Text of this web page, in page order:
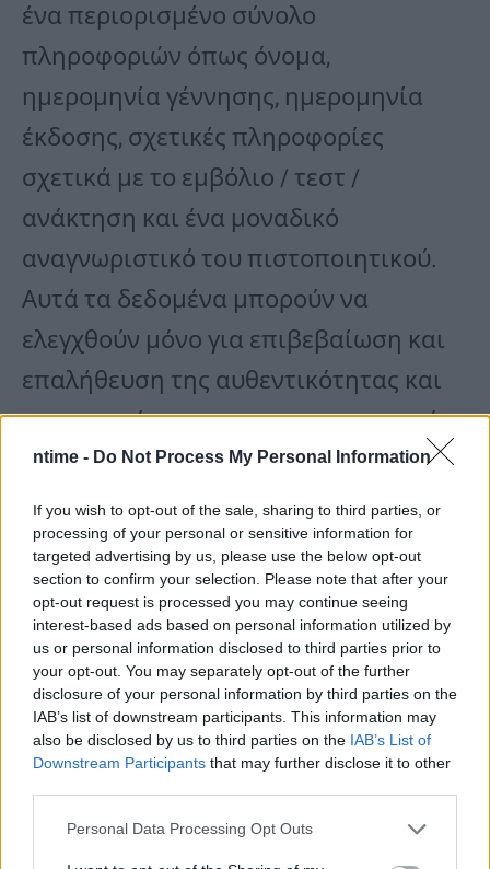
ntime - Do Not Process My Personal Information
If you wish to opt-out of the sale, sharing to third parties, or
processing of your personal or sensitive information for
targeted advertising by us, please use the below opt-out
section to confirm your selection. Please note that after your
opt-out request is processed you may continue seeing
interest-based ads based on personal information utilized by
us or personal information disclosed to third parties prior to
your opt-out. You may separately opt-out of the further
disclosure of your personal information by third parties on the
IAB’s list of downstream participants. This information may
also be disclosed by us to third parties on the IAB’s List of
Downstream Participants that may further disclose it to other
Personal Data Processing Opt Outs
ένα περιορισμένο σύνολο
πληροφοριών όπως όνομα,
ημερομηνία γέννησης, ημερομηνία
έκδοσης, σχετικές πληροφορίες
σχετικά με το εμβόλιο / τεστ /
ανάκτηση και ένα μοναδικό
αναγνωριστικό του πιστοποιητικού.
Αυτά τα δεδομένα μπορούν να
ελεγχθούν μόνο για επιβεβαίωση και
επαλήθευση της αυθεντικότητας και
της εγκυρότητας των πιστοποιητικών.
Το ψηφιακό πράσινο πιστοποιητικό θα
ισχύει σε όλα τα κράτη μέλη της ΕΕ και
θα είναι ανοιχτό για την Ισλανδία, το
Λιχτενστάιν, τη Νορβηγία καθώς και
την Ελβετία. Το Ψηφιακό Πράσινο
Πιστοποιητικό πρέπει να εκδίδεται σε
πολίτες της ΕΕ και στα μέλη της
εθνικότητά τους. Θα πρέπει επίσης να
χορηγείται σε υπηκόους τρίτων χωρών